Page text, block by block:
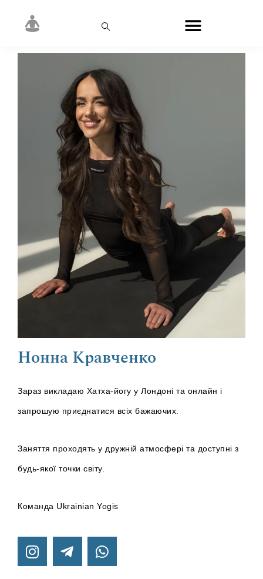
Нонна Кравченко
Зараз викладаю Хатха-йогу у Лондоні та онлайн і
запрошую приєднатися всіх бажаючих.
Заняття проходять у дружній атмосфері та доступні з
будь-якої точки світу.
Команда Ukrainian Yogis